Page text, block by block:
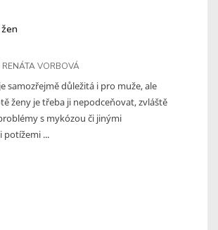
RENÁTA VORBOVÁ
samozřejmě důležitá i pro muže, ale
ženy je třeba ji nepodceňovat, zvláště
s mykózou či jinými
potížemi ...